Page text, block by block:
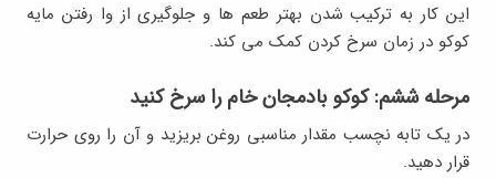
این کار به ترکیب شدن بهتر طعم ها و جلوگیری از وا رفتن مایه
کوکو در زمان سرخ کردن کمک می کند.
مرحله ششم: کوکو بادمجان خام را سرخ کنید
در یک تابه نچسب مقدار مناسبی روغن بریزید و آن را روی حرارت
قرار دهید.